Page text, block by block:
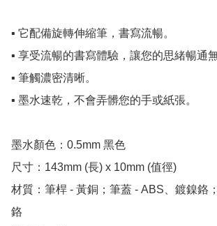
▪️ 它配備旋轉伸縮筆，書寫流暢。
▪️ 享受流暢的書寫體驗，讓您的思緒暢通無
▪️ 筆觸濃密清晰。
▪️ 墨水速乾，不會弄髒您的手或紙張。
墨水顏色：0.5mm 黑色
尺寸：143mm (長) x 10mm (值徑)
材質：筆桿 - 黃銅；筆蓋 - ABS、鍍鎳鉻
鉻